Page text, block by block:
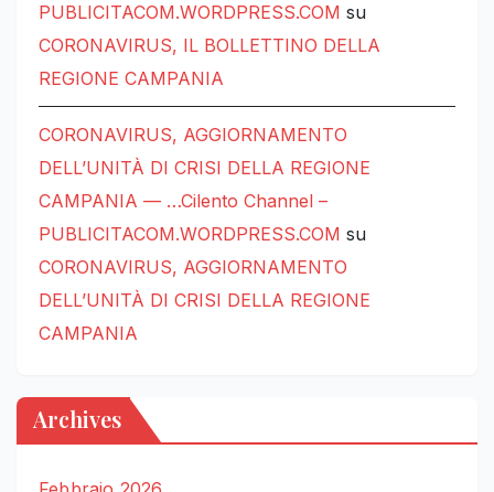
PUBLICITACOM.WORDPRESS.COM su
CORONAVIRUS, IL BOLLETTINO DELLA
REGIONE CAMPANIA
CORONAVIRUS, AGGIORNAMENTO
DELL’UNITÀ DI CRISI DELLA REGIONE
CAMPANIA — …Cilento Channel –
PUBLICITACOM.WORDPRESS.COM su
CORONAVIRUS, AGGIORNAMENTO
DELL’UNITÀ DI CRISI DELLA REGIONE
CAMPANIA
Archives